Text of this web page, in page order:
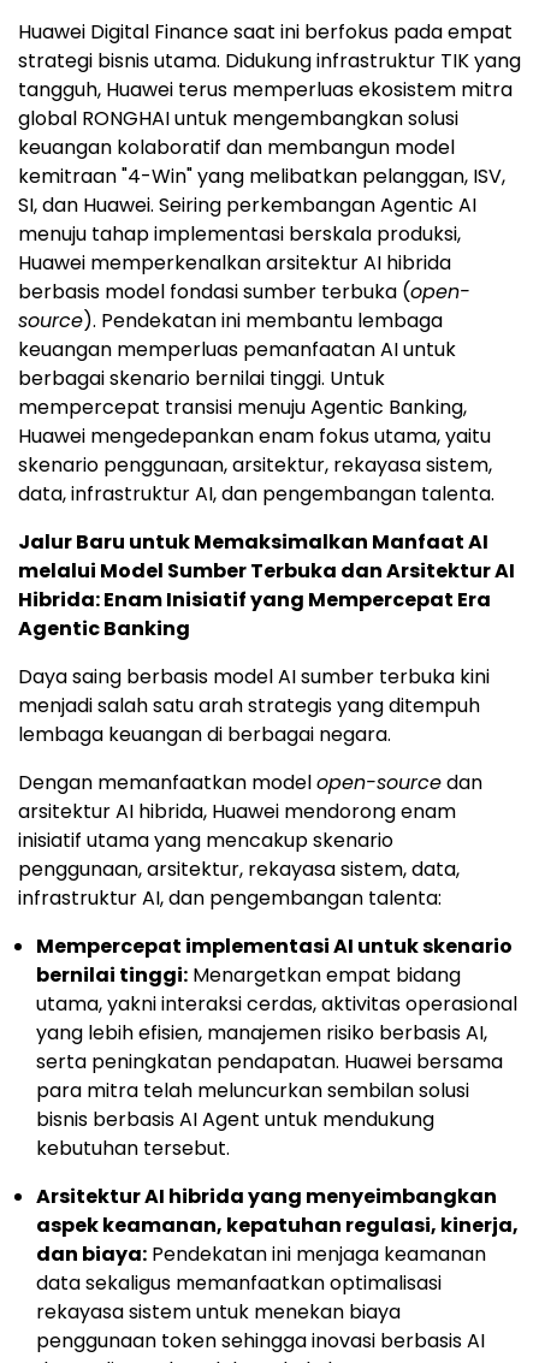
Huawei Digital Finance saat ini berfokus pada empat
strategi bisnis utama. Didukung infrastruktur TIK yang
tangguh, Huawei terus memperluas ekosistem mitra
global RONGHAI untuk mengembangkan solusi
keuangan kolaboratif dan membangun model
kemitraan "4-Win" yang melibatkan pelanggan, ISV,
SI, dan Huawei. Seiring perkembangan Agentic AI
menuju tahap implementasi berskala produksi,
Huawei memperkenalkan arsitektur AI hibrida
berbasis model fondasi sumber terbuka (open-
source). Pendekatan ini membantu lembaga
keuangan memperluas pemanfaatan AI untuk
berbagai skenario bernilai tinggi. Untuk
mempercepat transisi menuju Agentic Banking,
Huawei mengedepankan enam fokus utama, yaitu
skenario penggunaan, arsitektur, rekayasa sistem,
data, infrastruktur AI, dan pengembangan talenta.
Jalur Baru untuk Memaksimalkan Manfaat AI
melalui Model Sumber Terbuka dan Arsitektur AI
Hibrida: Enam Inisiatif yang Mempercepat Era
Agentic Banking
Daya saing berbasis model AI sumber terbuka kini
menjadi salah satu arah strategis yang ditempuh
lembaga keuangan di berbagai negara.
Dengan memanfaatkan modelopen-sourcedan
arsitektur AI hibrida, Huawei mendorong enam
inisiatif utama yang mencakup skenario
penggunaan, arsitektur, rekayasa sistem, data,
infrastruktur AI, dan pengembangan talenta:
Mempercepat implementasi AI untuk skenario
bernilai tinggi: Menargetkan empat bidang
utama, yakni interaksi cerdas, aktivitas operasional
yang lebih efisien, manajemen risiko berbasis AI,
serta peningkatan pendapatan. Huawei bersama
para mitra telah meluncurkan sembilan solusi
bisnis berbasis AI Agent untuk mendukung
kebutuhan tersebut.
Arsitektur AI hibrida yang menyeimbangkan
aspek keamanan, kepatuhan regulasi, kinerja,
dan biaya: Pendekatan ini menjaga keamanan
data sekaligus memanfaatkan optimalisasi
rekayasa sistem untuk menekan biaya
penggunaan token sehingga inovasi berbasis AI